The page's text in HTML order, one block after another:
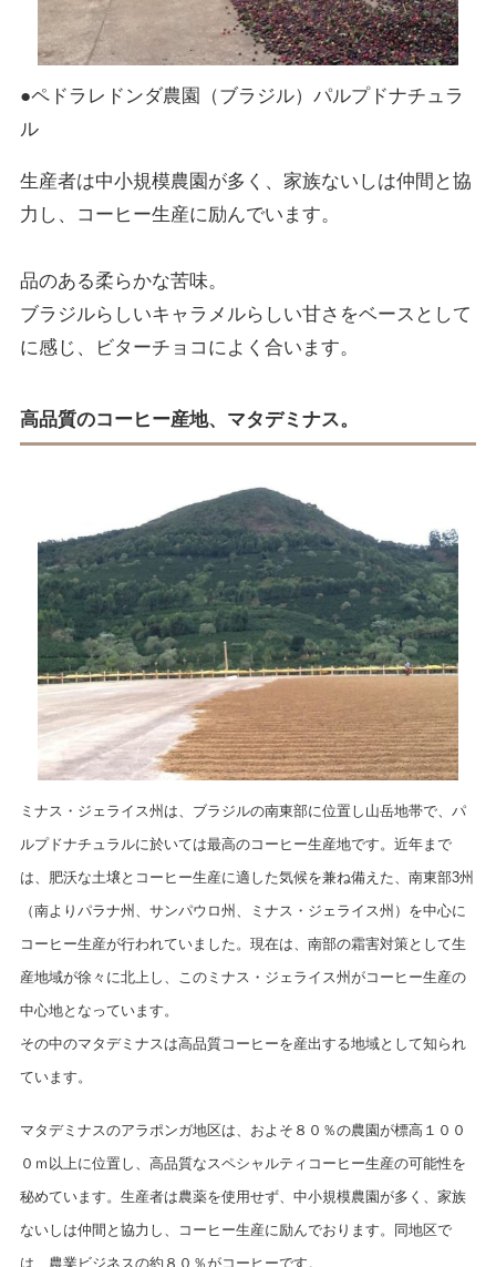
●ペドラレドンダ農園（ブラジル）パルプドナチュラ
ル
生産者は中小規模農園が多く、家族ないしは仲間と協
力し、コーヒー生産に励んでいます。
品のある柔らかな苦味。
ブラジルらしいキャラメルらしい甘さをベースとして
に感じ、ビターチョコによく合います。
高品質のコーヒー産地、マタデミナス。
ミナス・ジェライス州は、ブラジルの南東部に位置し山岳地帯で、パ
ルプドナチュラルに於いては最高のコーヒー生産地です。近年まで
は、肥沃な土壌とコーヒー生産に適した気候を兼ね備えた、南東部3州
（南よりパラナ州、サンパウロ州、ミナス・ジェライス州）を中心に
コーヒー生産が行われていました。現在は、南部の霜害対策として生
産地域が徐々に北上し、このミナス・ジェライス州がコーヒー生産の
中心地となっています。
その中のマタデミナスは高品質コーヒーを産出する地域として知られ
ています。
マタデミナスのアラポンガ地区は、およそ８０％の農園が標高１００
０ｍ以上に位置し、高品質なスペシャルティコーヒー生産の可能性を
秘めています。生産者は農薬を使用せず、中小規模農園が多く、家族
ないしは仲間と協力し、コーヒー生産に励んでおります。同地区で
は、農業ビジネスの約８０％がコーヒーです。